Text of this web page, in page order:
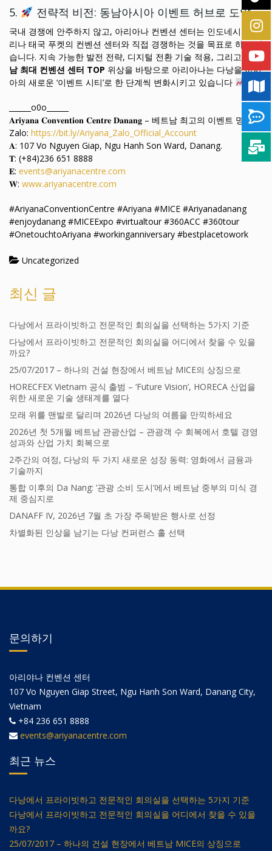
5. 전략적 비전: 동남아시아 이벤트 허브로 도약
국내 경쟁에 안주하지 않고, 아리아나 컨벤션 센터는 인도네시아 발
리나 태국 푸켓의 컨벤션 센터와 직접 경쟁하는 것을 목표로 하고 있
습니다. 지속 가능한 발전 전략, 디지털 전환 기술 적용, 그리고
베트
남 최대 컨벤션 센터 TOP 위상을 바탕으로 아리아나는 다낭을 아시
아의 새로운 ‘이벤트 시티’로 한 단계씩 변화시키고 있습니다
______o0o______
𝐀𝐫𝐢𝐲𝐚𝐧𝐚 𝐂𝐨𝐧𝐯𝐞𝐧𝐭𝐢𝐨𝐧 𝐂𝐞𝐧𝐭𝐫𝐞 𝐃𝐚𝐧𝐚𝐧𝐠 – 베트남 최고의 이벤트 명소
Zalo: https://bit.ly/Ariyana_Zalo_Official_Account
𝐀: 107 Vo Nguyen Giap, Ngu Hanh Son Ward, Danang.
𝐓: (+84)236 651 8888
𝐄: events@ariyanacentre.com
𝐖: www.ariyanacentre.com
#AriyanaConventionCentre #Ariyana #MICE #Ariyanadanang
#enjoydanang #MICEExpo #virtualtour #360ACC #360tour
#OnetouchtoAriyana #workinganniversary #bestplacetowork
Uncategorized
최신 글
다낭에서 프라이빗하고 전문적인 회의실을 선택하는 5가지 기준
다낭에서 프라이빗하고 전문적인 회의실을 어디에서 찾을 수 있을
까요?
25/07/2017 – 하나의 건설 현장에서 베트남 MICE의 상징으로
HORECFEX Vietnam 공식 출범 – ‘Future Vision’, HORECA 산업을
위한 새로운 기술 생태계를 열다
모래 위를 맨발로 달리며 2026년 다낭의 여름을 만끽하세요
2026년 첫 5개월 베트남 관광산업 – 관광객 수 회복에서 호텔 경영
성과와 산업 가치 회복으로
2주간의 여정, 다낭의 두 가지 새로운 성장 동력: 영화에서 금융과
기술까지
통합 이후의 Da Nang: ‘관광 소비 도시’에서 베트남 중부의 미식 경
제 중심지로
DANAFF IV, 2026년 7월 초 가장 주목받은 행사로 선정
차별화된 인상을 남기는 다낭 컨퍼런스 홀 선택
문의하기
아리야나 컨벤션 센터
107 Vo Nguyen Giap Street, Ngu Hanh Son Ward, Danang City,
Vietnam
+84 236 651 8888
events@ariyanacentre.com
최근 뉴스
다낭에서 프라이빗하고 전문적인 회의실을 선택하는 5가지 기준
다낭에서 프라이빗하고 전문적인 회의실을 어디에서 찾을 수 있을
까요?
25/07/2017 – 하나의 건설 현장에서 베트남 MICE의 상징으로